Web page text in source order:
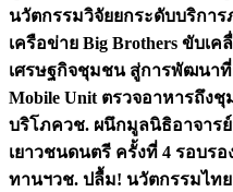
นวัตกรรมวิจัยยกระดับบริกา
เครือข่าย Big Brothers ขับเ
เศรษฐกิจชุมชน สู่การพัฒนา
Mobile Unit ตรวจอาหารถึง
บริโภควช. ผนึกมูลนิธิอาจาร
เยาวชนดนตรี ครั้งที่ 4 รอบร
ทานฯวช. ปลื้ม! นวัตกรรมไท